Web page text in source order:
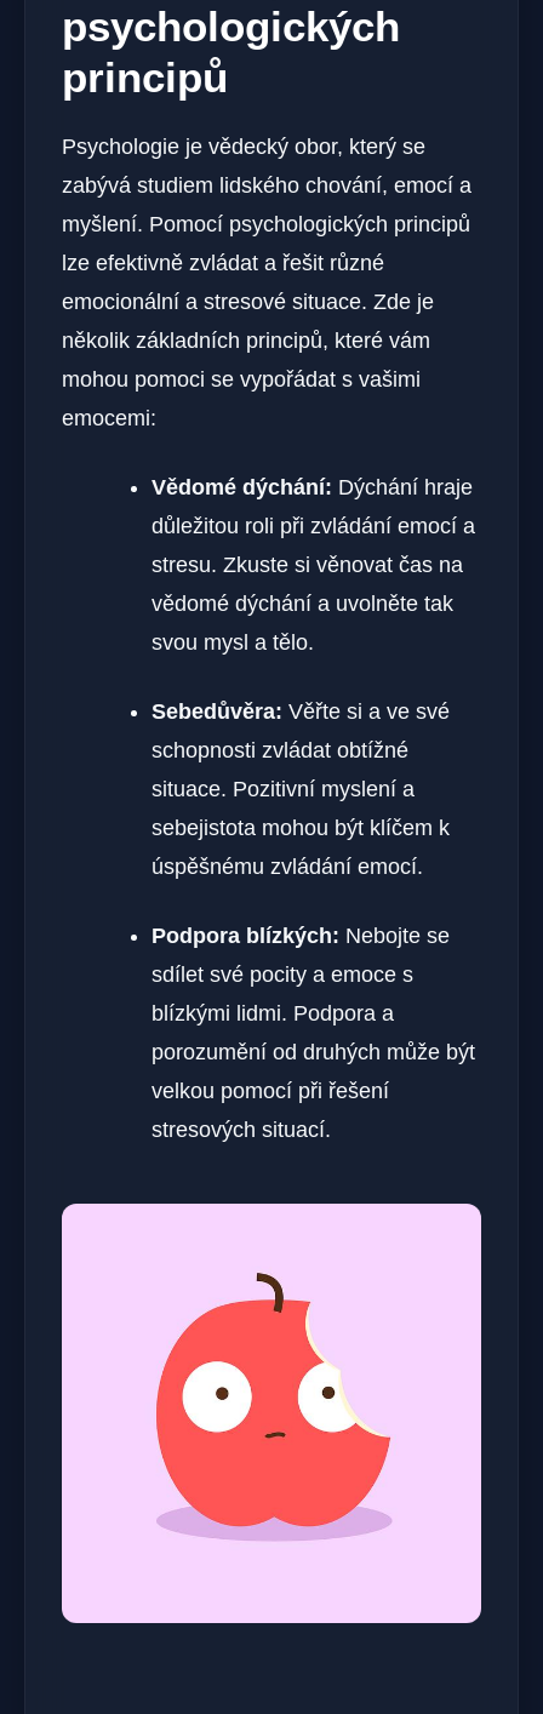
psychologických
principů
Psychologie je vědecký obor, který se
zabývá studiem lidského chování, emocí a
myšlení. Pomocí psychologických principů
lze efektivně zvládat a řešit různé
emocionální a stresové situace. Zde je
několik základních principů, které vám
mohou pomoci se vypořádat s vašimi
emocemi:
Vědomé dýchání: Dýchání hraje
důležitou roli při zvládání emocí a
stresu. Zkuste si věnovat čas na
vědomé dýchání a uvolněte tak
svou mysl a tělo.
Sebedůvěra: Věřte si a ve své
schopnosti zvládat obtížné
situace. Pozitivní myslení a
sebejistota mohou být klíčem k
úspěšnému zvládání emocí.
Podpora blízkých: Nebojte se
sdílet své pocity a emoce s
blízkými lidmi. Podpora a
porozumění od druhých může být
velkou pomocí při řešení
stresových situací.